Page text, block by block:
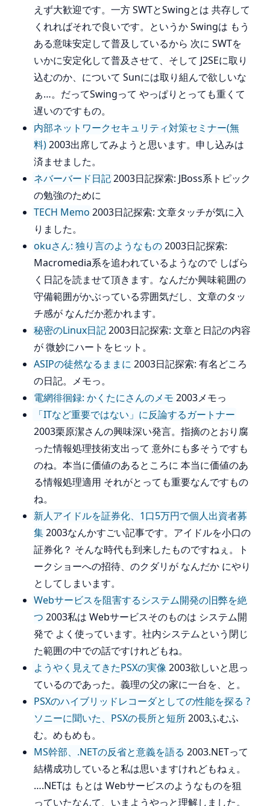
えず大歓迎です。一方 SWTとSwingとは 共存して
くれればそれで良いです。というか Swingは もう
ある意味安定して普及しているから 次に SWTを
いかに安定化して普及させて、そして J2SEに取り
込むのか、について Sunには取り組んで欲しいな
ぁ…。だってSwingって やっぱりとっても重くて
遅いのですもの。
内部ネットワークセキュリティ対策セミナー(無
料)2003出席してみようと思います。申し込みは
済ませました。
ネバーバード日記2003日記探索: JBoss系トピック
の勉強のために
TECH Memo 2003日記探索: 文章タッチが気に入
りました。
okuさん: 独り言のようなもの2003日記探索:
Macromedia系を追われているようなので しばら
く日記を読ませて頂きます。なんだか興味範囲の
守備範囲がかぶっている雰囲気だし、文章のタッ
チ感が なんだか惹かれます。
秘密のLinux日記2003日記探索: 文章と日記の内容
が 微妙にハートをヒット。
ASIPの徒然なるままに 2003日記探索: 有名どころ
の日記。メモっ。
電網徘徊録: かくたにさんのメモ 2003メモっ
「ITなど重要ではない」に反論するガートナー
2003栗原潔さんの興味深い発言。指摘のとおり腐
った情報処理技術支出って 意外にも多そうですも
のね。本当に価値のあるところに 本当に価値のあ
る情報処理適用 それがとっても重要なんですもの
ね。
新人アイドルを証券化、1口5万円で個人出資者募
集2003なんかすごい記事です。アイドルを小口の
証券化？ そんな時代も到来したものですねぇ。ト
ークショーへの招待、のクダリが なんだか にやり
としてしまいます。
Webサービスを阻害するシステム開発の旧弊を絶
つ 2003私は Webサービスそのものは システム開
発で よく使っています。社内システムという閉じ
た範囲の中での話ですけれどもね。
ようやく見えてきたPSXの実像2003欲しいと思っ
ているのであった。義理の父の家に一台を、と。
PSXのハイブリッドレコーダとしての性能を探る ?
ソニーに聞いた、PSXの長所と短所2003ふむふ
む。めもめも。
MS幹部、.NETの反省と意義を語る 2003.NETって
結構成功していると私は思いますけれどもねぇ。
….NETは もとは Webサービスのようなものを狙
っていたなんて、いまようやっと理解しました。